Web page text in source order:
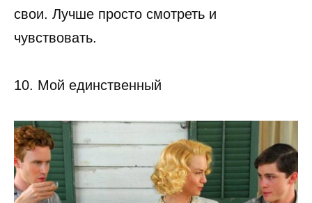
свои. Лучше просто смотреть и
чувствовать.
10. Мой единственный